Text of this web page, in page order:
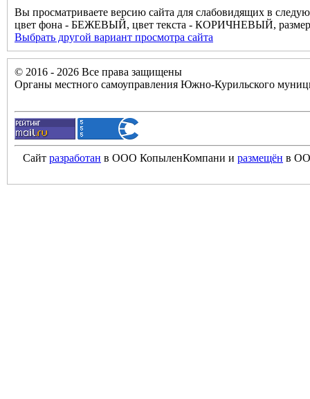
Вы просматриваете версию сайта для слабовидящих в
цвет фона - БЕЖЕВЫЙ, цвет текста - КОРИЧНЕВЫЙ,
Выбрать другой вариант просмотра сайта
© 2016 - 2026 Все права защищены
Органы местного самоуправления Южно-Курильского
Сайт разработан в ООО КопыленКомпани и размещён в